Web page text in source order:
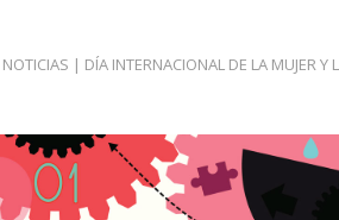
NOTICIAS | DÍA INTERNACIONAL DE LA MUJER Y